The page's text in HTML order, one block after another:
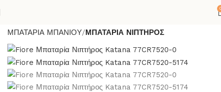
ΜΠΑΤΑΡΙΑ ΜΠΑΝΙΟΥ ΜΠΑΤΑΡΙΑ ΝΙΠΤΗΡΟΣ